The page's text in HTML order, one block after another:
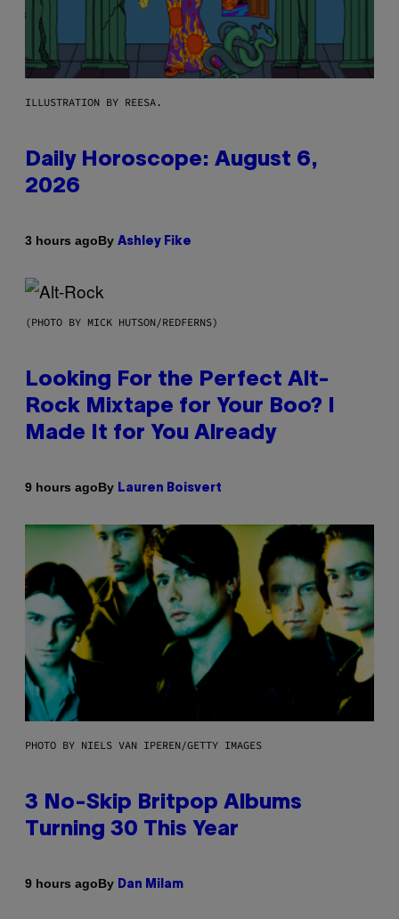
ILLUSTRATION BY REESA.
Daily Horoscope: August 6,
2026
3 hours agoBy Ashley Fike
(PHOTO BY MICK HUTSON/REDFERNS)
Looking For the Perfect Alt-
Rock Mixtape for Your Boo? I
Made It for You Already
9 hours agoBy Lauren Boisvert
PHOTO BY NIELS VAN IPEREN/GETTY IMAGES
3 No-Skip Britpop Albums
Turning 30 This Year
9 hours agoBy Dan Milam